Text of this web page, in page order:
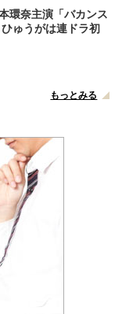
環奈主演「バカンス
ゅうがは連ドラ初
もっとみる